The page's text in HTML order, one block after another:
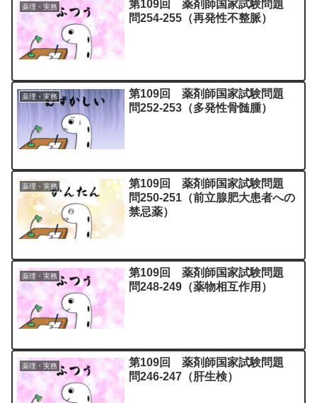
薬理・実務
第109回 薬剤師国家試験問題
問254-255（再発性不整脈）
薬理・実務
第109回 薬剤師国家試験問題
問252-253（多発性骨髄腫）
薬理・実務
第109回 薬剤師国家試験問題
問250-251（前立腺肥大患者への
禁忌薬）
薬理・実務
第109回 薬剤師国家試験問題
問248-249（薬物相互作用）
薬理・実務
第109回 薬剤師国家試験問題
問246-247（肝生検）